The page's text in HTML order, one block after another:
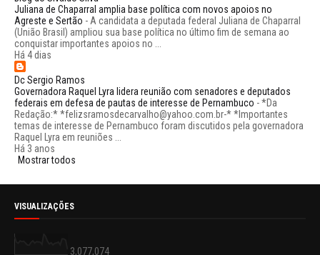
Juliana de Chaparral amplia base política com novos apoios no
Agreste e Sertão - A candidata a deputada federal Juliana de Chaparral
(União Brasil) ampliou sua base política no último fim de semana ao
conquistar importantes apoios no ...
Há 4 dias
Dc Sergio Ramos
Governadora Raquel Lyra lidera reunião com senadores e deputados
federais em defesa de pautas de interesse de Pernambuco -*Da
Redação:* *felizsramosdecarvalho@yahoo.com.br-* *Importantes
temas de interesse de Pernambuco foram discutidos pela governadora
Raquel Lyra em reuniões ...
Há 3 anos
Mostrar todos
VISUALIZAÇÕES
3,077,074